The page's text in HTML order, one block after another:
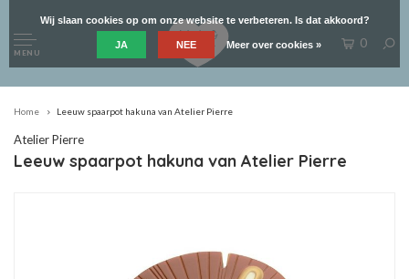
MENU
0
Home Leeuw spaarpot hakuna van Atelier Pierre
Atelier Pierre
Leeuw spaarpot hakuna van Atelier Pierre
Wij slaan cookies op om onze website te verbeteren. Is dat akkoord?
JA NEE Meer over cookies »